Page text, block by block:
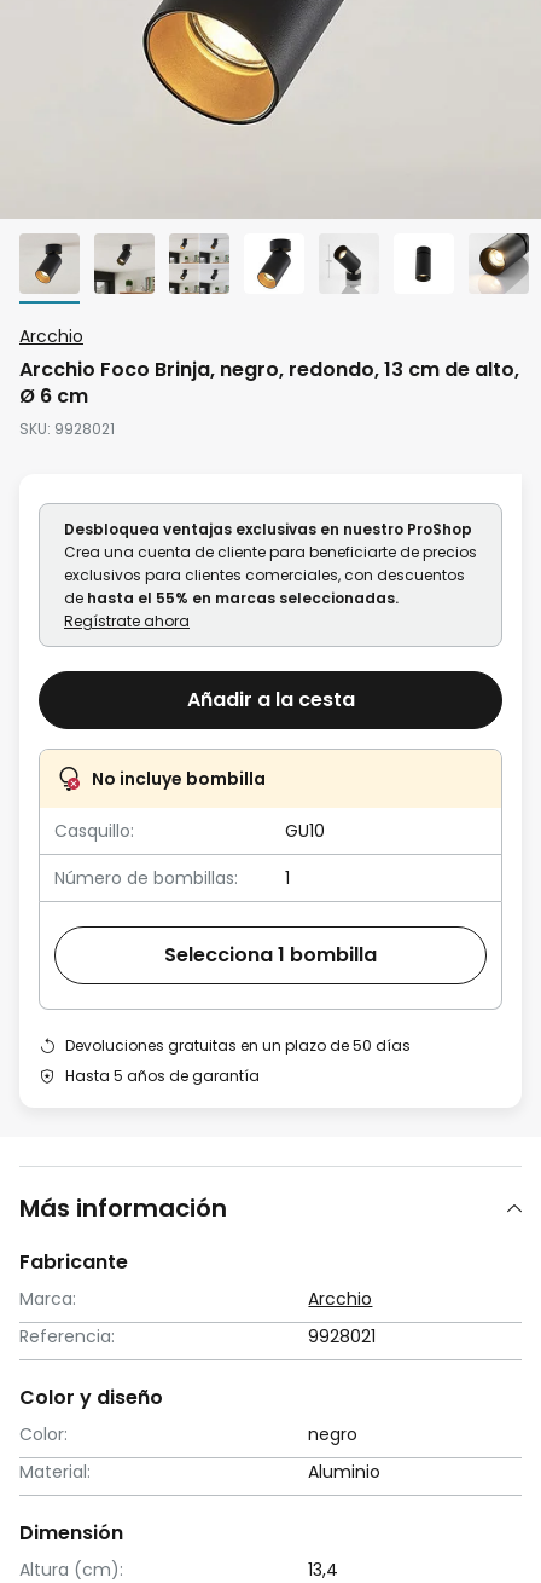
comienzo
imágenes
Arcchio
Arcchio Foco Brinja, negro, redondo, 13 cm de alto,
Ø 6 cm
SKU 9928021
Desbloquea ventajas exclusivas en nuestro ProShop
Crea una cuenta de cliente para beneficiarte de precios
exclusivos para clientes comerciales, con descuentos
de hasta el 55% en marcas seleccionadas.
Regístrate ahora
Añadir a la cesta
No incluye bombilla
Casquillo:
GU10
Número de bombillas:
1
Selecciona 1 bombilla
Devoluciones gratuitas en un plazo de 50 días
Hasta 5 años de garantía
Más información
Fabricante
Marca:
Arcchio
Referencia:
9928021
Color y diseño
Color:
negro
Material:
Aluminio
Dimensión
Altura (cm):
13,4